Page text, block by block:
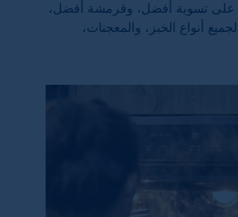
تساعد وظيفة Steamify على تسوية أفضل، وقرمشة أفضل،
أنواع الخبز، والمعجنات،